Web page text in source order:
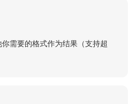
需要的格式作为结果（支持超